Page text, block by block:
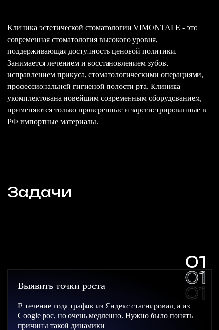
+7
(999)
770
21
68
Оставить
Клиника эстетической стоматологии VIMONTALE - это
современная стоматология высокого уровня,
поддерживающая доступность ценовой политики.
Занимается лечением и восстановлением зубов,
исправлением прикуса, стоматологическими операциями,
профессиональной гигиеной полости рта. Клиника
укомплектована новейшим современным оборудованием,
применяются только проверенные и зарегистрированные в
РФ импортные материалы.
Задачи
Выявить точки роста
В течение года трафик из Яндекс стагнировал, а из
Google рос, но очень медленно. Нужно было понять
причины такой динамики
01
01
01